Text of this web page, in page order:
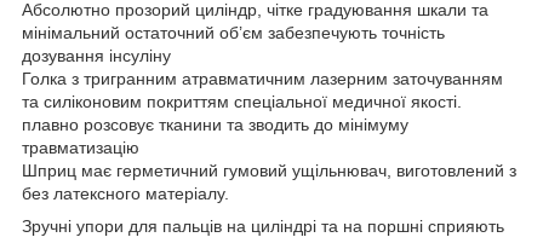
Абсолютно прозорий циліндр, чітке градуювання шкали та
мінімальний остаточний об’єм забезпечують точність
дозування інсуліну
Голка з тригранним атравматичним лазерним заточуванням
та силіконовим покриттям спеціальної медичної якості.
плавно розсовує тканини та зводить до мінімуму
травматизацію
Шприц має герметичний гумовий ущільнювач, виготовлений з
без латексного матеріалу.
Зручні упори для пальців на циліндрі та на поршні сприяють